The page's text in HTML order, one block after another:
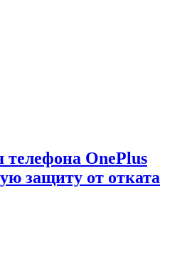
телефона OnePlus
защиту от отката